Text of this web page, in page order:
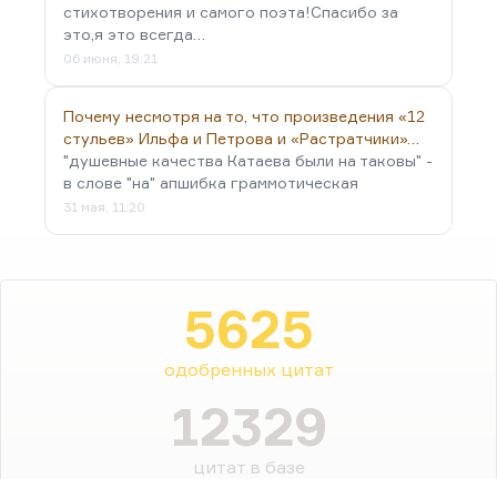
стихотворения и самого поэта!Спасибо за
это,я это всегда…
06 июня, 19:21
Почему несмотря на то, что произведения «12
стульев» Ильфа и Петрова и «Растратчики»…
"душевные качества Катаева были на таковы" -
в слове "на" апшибка граммотическая
31 мая, 11:20
5625
одобренных цитат
12329
цитат в базе